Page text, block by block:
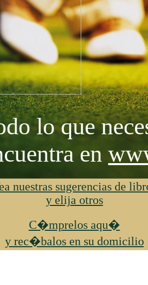
lo que
en
nuestras sugerencias de
y elija otros
C�mprelos aqu�
y rec�balos en su domicilio